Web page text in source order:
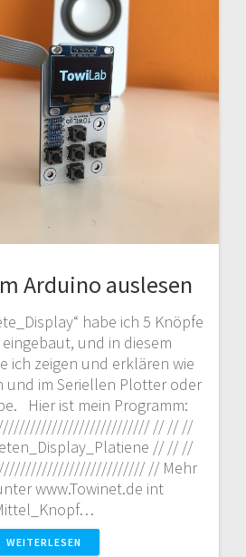
Arduino auslesen
habe ich 5 Knöpfe
und in diesem
ich zeigen und erklären wie
und im Seriellen Plotter oder
Hier ist mein Programm:
// // //
// // //
// Mehr
www.Towinet.de int
WEITERLESEN